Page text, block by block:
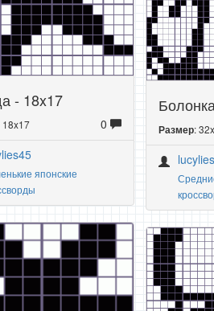
- 18x17
18x17
0
японские
Размер: